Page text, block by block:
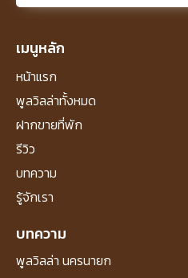
เมนูหลัก
หน้าแรก
พูลวิลล่าทั้งหมด
ฝากขายที่พัก
รีวิว
บทความ
รู้จักเรา
บทความ
พูลวิลล่า นครนายก